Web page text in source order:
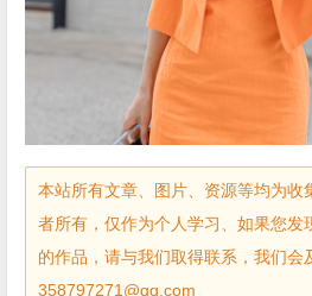
本站所有文章、图片、资源等均为收
者所有，仅作为个人学习、如果您发
的作品，请与我们取得联系，我们会
358797271@qq.com